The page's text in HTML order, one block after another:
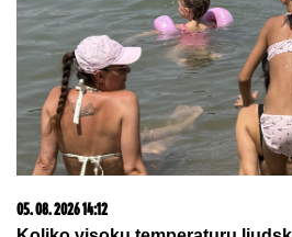
25.000 kupaca već kupuje uz
više